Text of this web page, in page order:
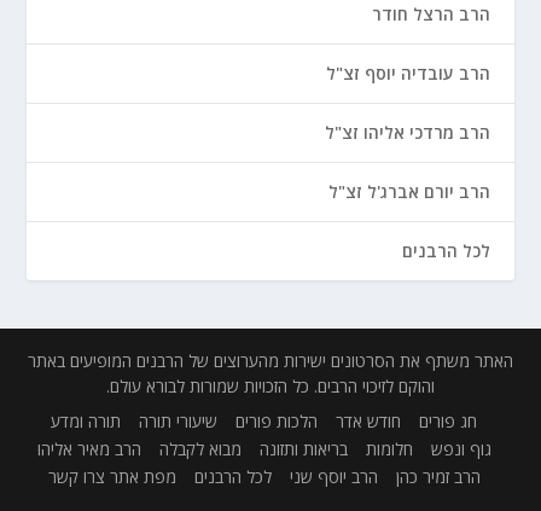
הרב הרצל חודר
הרב עובדיה יוסף זצ"ל
הרב מרדכי אליהו זצ"ל
הרב יורם אברג'ל זצ"ל
לכל הרבנים
האתר משתף את הסרטונים ישירות מהערוצים של הרבנים המופיעים באתר
והוקם לזיכוי הרבים. כל הזכויות שמורות לבורא עולם.
חג פורים
חודש אדר הלכות פורים שיעורי תורה
תורה ומדע
גוף ונפש
חלומות בריאות ותזונה מבוא לקבלה
הרב מאיר אליהו
הרב זמיר כהן
הרב יוסף שני לכל הרבנים מפת אתר צרו קשר